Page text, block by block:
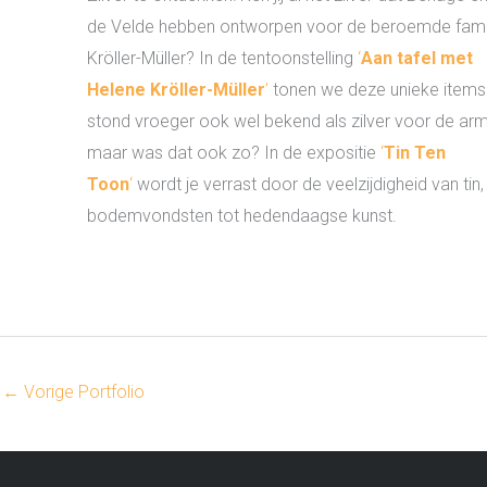
de Velde hebben ontworpen voor de beroemde
Kröller-Müller? In de tentoonstelling ‘Aan tafel met
Helene Kröller-Müller’ tonen we deze unieke
stond vroeger ook wel bekend als zilver voor de
maar was dat ook zo? In de expositie ‘Tin Ten
Toon‘ wordt je verrast door de veelzijdigheid van tin,
bodemvondsten tot hedendaagse kunst.
← Vorige Portfolio